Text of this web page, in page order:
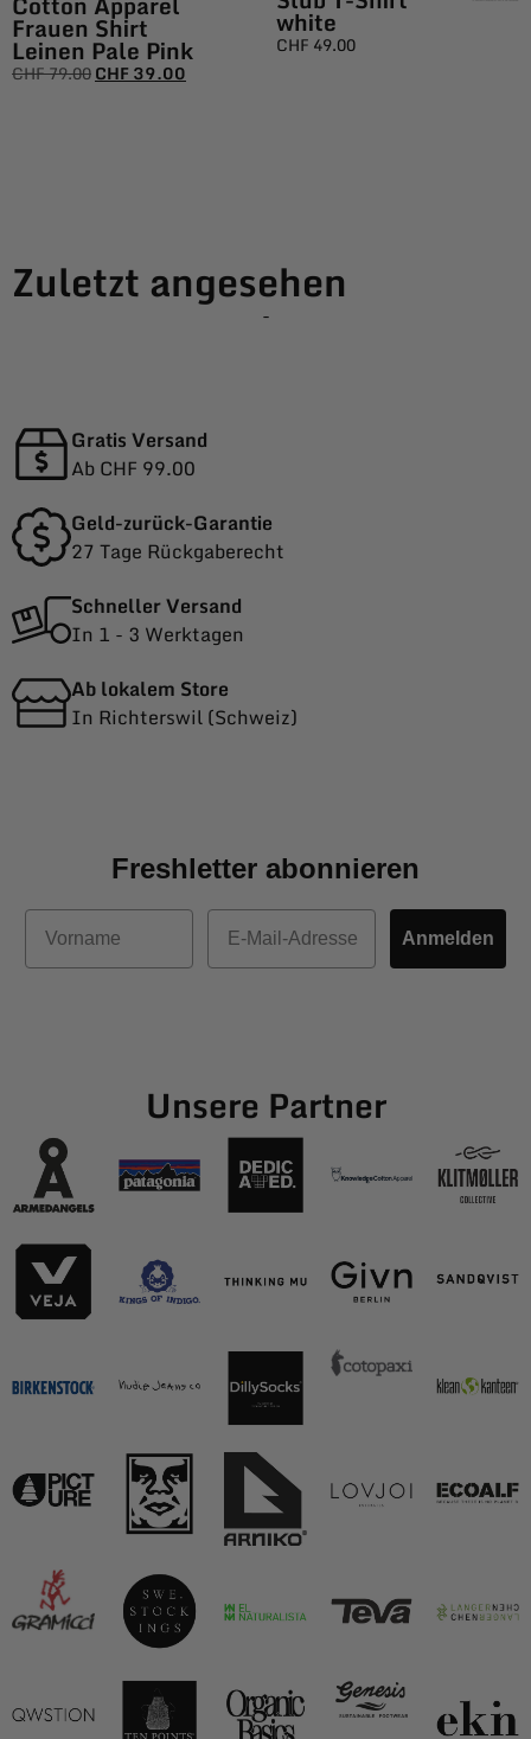
Frauen Shirt
Leinen Pale Pink
CHF79.00CHF 39.00
white
CHF 49.00
Zuletzt angesehen
-
Gratis Versand
Ab CHF 99.00
Geld-zurück-Garantie
27 Tage Rückgaberecht
Schneller Versand
In 1 - 3 Werktagen
Ab lokalem Store
In Richterswil (Schweiz)
Freshletter abonnieren
Vorname
E-Mail
Anmelden
Unsere Partner